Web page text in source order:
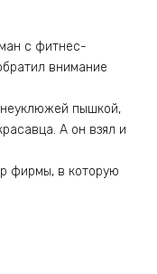
с фитнес-
внимание
пышкой,
А он взял и
фирмы, в которую